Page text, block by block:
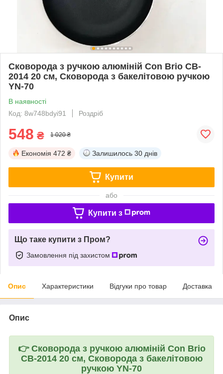
Сковорода з ручкою алюміній Con Brio CB-
2014 20 см, Сковорода з бакелітовою ручкою
YN-70
В наявності
Код: 8w748bdyi91
Роздріб
548 ₴ 1 020 ₴
Економія 472 ₴ Залишилось 30 днів
Купити
або
Купити з
Що таке купити з Пром?
Замовлення під захистом
Опис Характеристики Відгуки про товар Доставка
Опис
👉 Сковорода з ручкою алюміній Con Brio
CB-2014 20 см, Сковорода з бакелітовою
ручкою YN-70